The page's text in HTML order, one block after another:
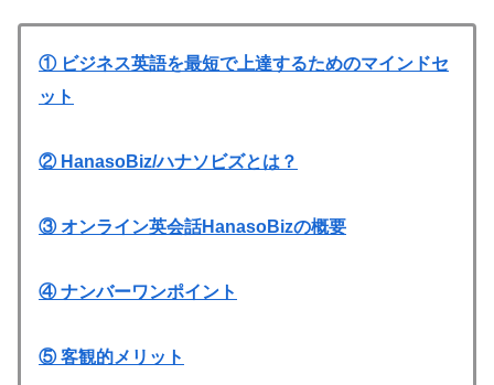
① ビジネス英語を最短で上達するためのマインドセ
ット
② HanasoBiz/ハナソビズとは？
③ オンライン英会話HanasoBizの概要
④ ナンバーワンポイント
⑤ 客観的メリット